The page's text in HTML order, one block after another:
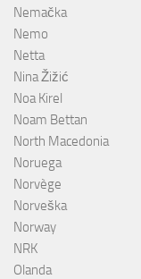
Nemačka
Nemo
Netta
Nina Žižić
Noa Kirel
Noam Bettan
North Macedonia
Noruega
Norvège
Norveška
Norway
NRK
Olanda